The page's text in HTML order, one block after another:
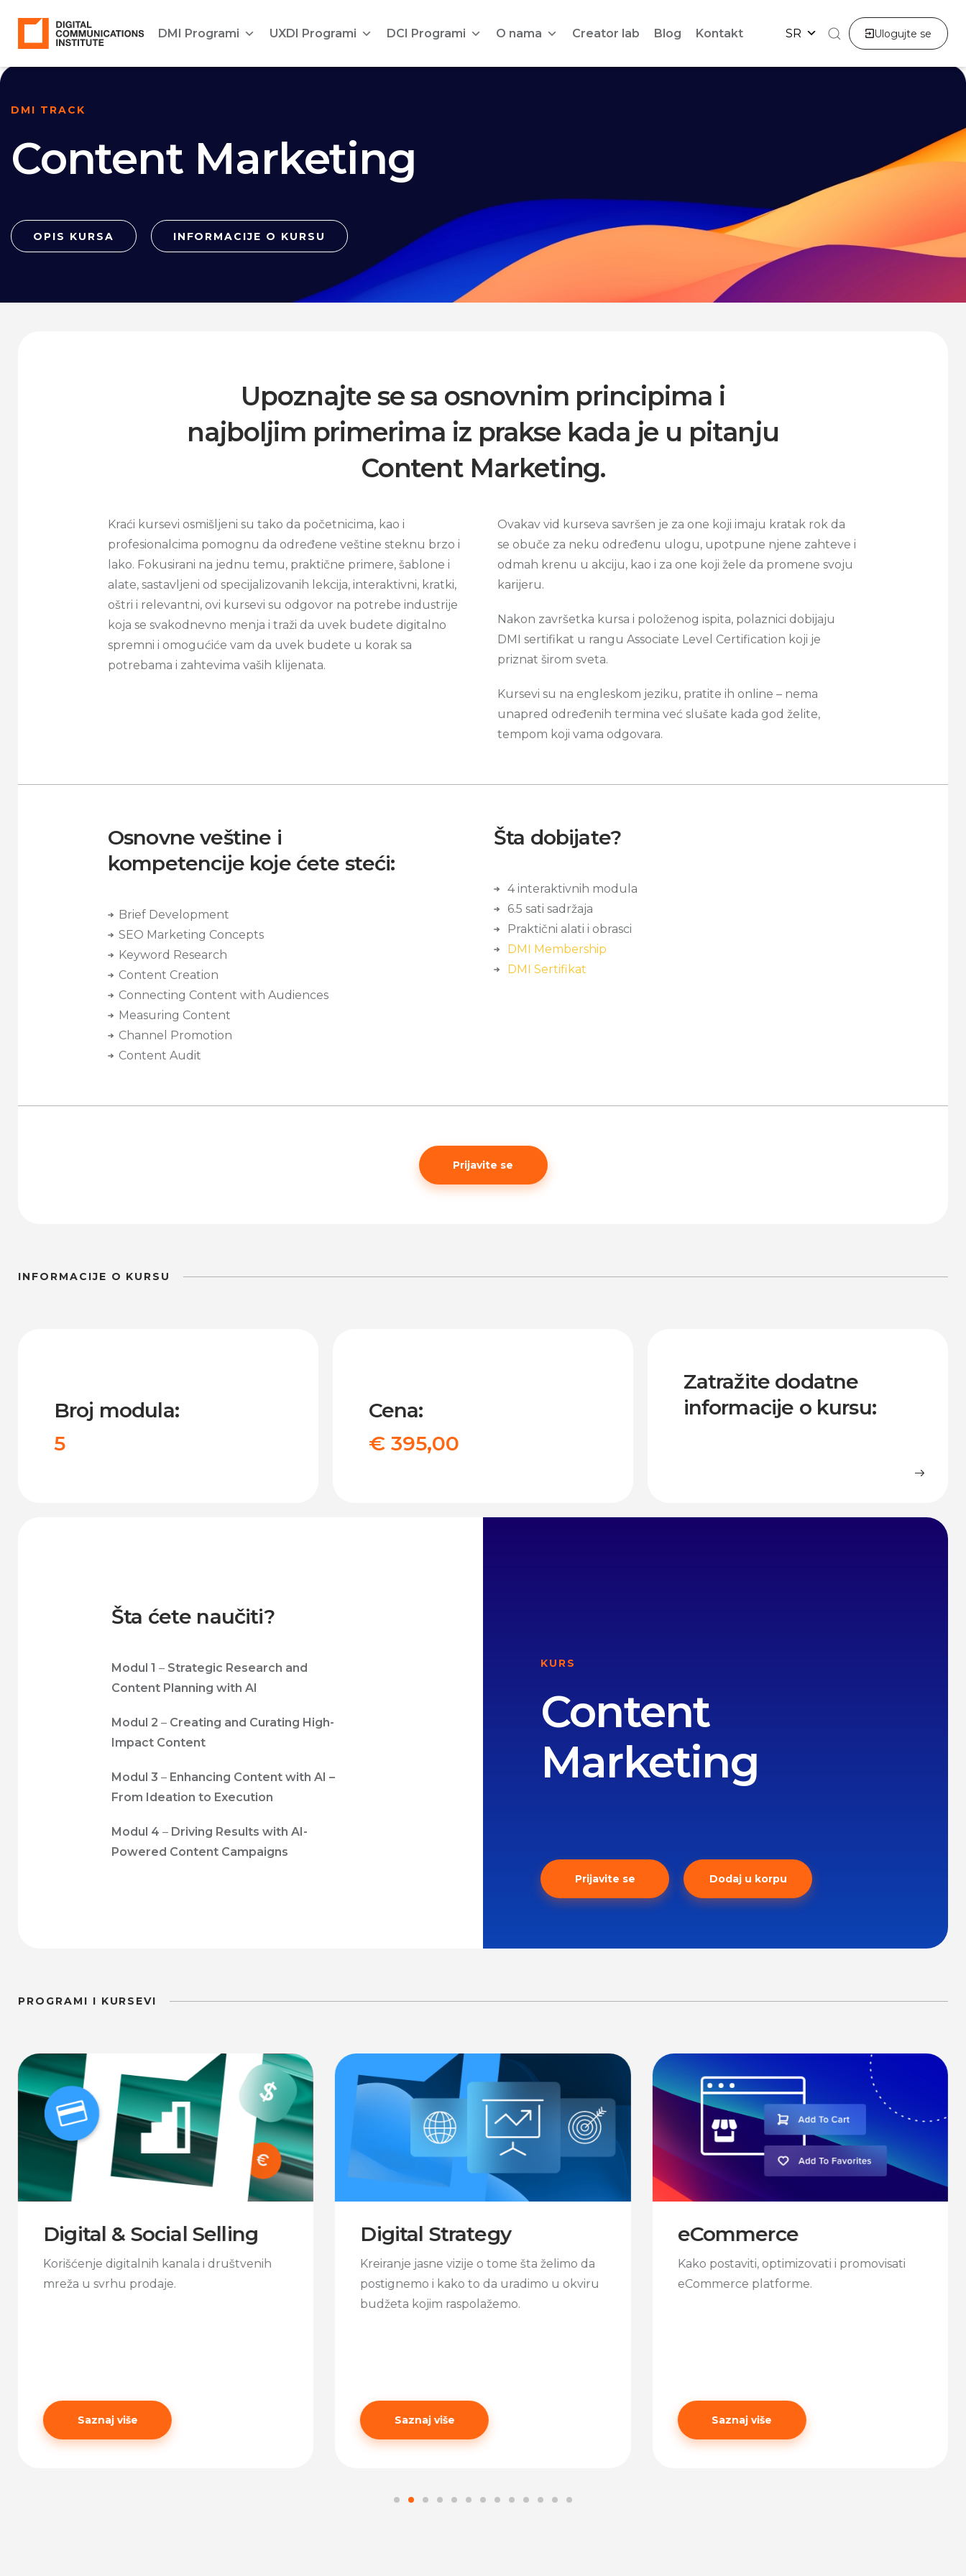
DMI Programi UXDI Programi DCI Programi O nama Creator lab Blog Kontakt SR Ulogujte se
DMI TRACK
Content Marketing
OPIS KURSA INFORMACIJE O KURSU
Upoznajte se sa osnovnim principima i
najboljim primerima iz prakse kada je u pitanju
Content Marketing.
Kraći kursevi osmišljeni su tako da početnicima, kao i
profesionalcima pomognu da određene veštine steknu brzo i
lako. Fokusirani na jednu temu, praktične primere, šablone i
alate, sastavljeni od specijalizovanih lekcija, interaktivni, kratki,
oštri i relevantni, ovi kursevi su odgovor na potrebe industrije
koja se svakodnevno menja i traži da uvek budete digitalno
spremni i omogućiće vam da uvek budete u korak sa
potrebama i zahtevima vaših klijenata.
Ovakav vid kurseva savršen je za one koji imaju kratak rok da
se obuče za neku određenu ulogu, upotpune njene zahteve i
odmah krenu u akciju, kao i za one koji žele da promene svoju
karijeru.
Nakon završetka kursa i položenog ispita, polaznici dobijaju
DMI sertifikat u rangu Associate Level Certification koji je
priznat širom sveta.
Kursevi su na engleskom jeziku, pratite ih online – nema
unapred određenih termina već slušate kada god želite,
tempom koji vama odgovara.
Osnovne veštine i
kompetencije koje ćete steći:
Brief Development
SEO Marketing Concepts
Keyword Research
Content Creation
Connecting Content with Audiences
Measuring Content
Channel Promotion
Content Audit
Šta dobijate?
4 interaktivnih modula
6.5 sati sadržaja
Praktični alati i obrasci
DMI Membership
DMI Sertifikat
Prijavite se
INFORMACIJE O KURSU
Broj modula:
5
Cena:
€ 395,00
Zatražite dodatne
informacije o kursu:
Šta ćete naučiti?
Modul 1 – Strategic Research and
Content Planning with AI
Modul 2 – Creating and Curating High-
Impact Content
Modul 3 – Enhancing Content with AI –
From Ideation to Execution
Modul 4 – Driving Results with AI-
Powered Content Campaigns
KURS
Content
Marketing
Prijavite se Dodaj u korpu
PROGRAMI I KURSEVI
Digital & Social Selling
Korišćenje digitalnih kanala i društvenih
mreža u svrhu prodaje.
Saznaj više
Digital Strategy
Kreiranje jasne vizije o tome šta želimo da
postignemo i kako to da uradimo u okviru
budžeta kojim raspolažemo.
Saznaj više
eCommerce
Kako postaviti, optimizovati i promovisati
eCommerce platforme.
Saznaj više